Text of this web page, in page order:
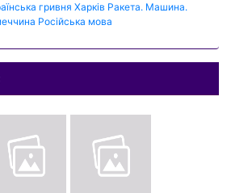
гривня Харків Ракета. Машина.
Російська мова